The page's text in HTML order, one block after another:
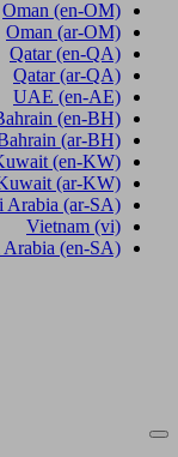
Oman (en-OM)
Oman (ar-OM)
Qatar (en-QA)
Qatar (ar-QA)
UAE (en-AE)
(en-BH)
(ar-BH)
(en-KW)
(ar-KW)
Arabia (ar-SA)
Vietnam (vi)
Arabia (en-SA)